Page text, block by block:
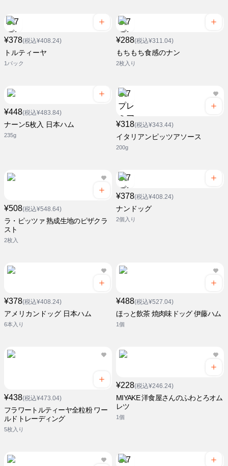
¥378(税込¥408.24)
トルティーヤ
1パック
¥288(税込¥311.04)
もちもち食感のナン
2枚入り
¥448(税込¥483.84)
ナーン5枚入 日本ハム
235g
¥318(税込¥343.44)
イタリアンピッツアソース
200g
¥508(税込¥548.64)
ラ・ピッツァ 熟成生地のピザクラ
スト
2枚入
¥378(税込¥408.24)
ナンドッグ
2個入り
¥378(税込¥408.24)
アメリカンドッグ 日本ハム
6本入り
¥488(税込¥527.04)
ほっと飲茶 焼肉味ドッグ 伊藤ハム
1個
¥438(税込¥473.04)
フラワートルティーヤ全粒粉 ワー
ルドトレーディング
5枚入り
¥228(税込¥246.24)
MIYAKE 洋食屋さんのふわとろオム
レツ
1個